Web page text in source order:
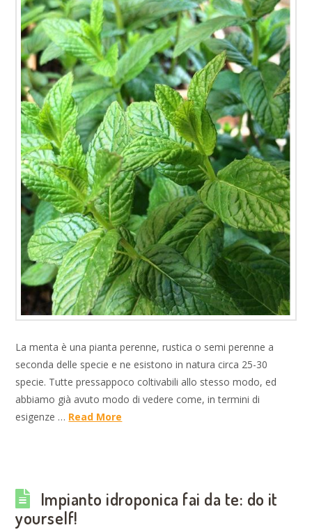
La menta è una pianta perenne, rustica o semi perenne a
seconda delle specie e ne esistono in natura circa 25-30
specie. Tutte pressappoco coltivabili allo stesso modo, ed
abbiamo già avuto modo di vedere come, in termini di
esigenze … Read More
Impianto idroponica fai da te: do it
yourself!